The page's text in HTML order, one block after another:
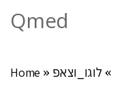
Qmed
Home » » לוגו_וצאפ